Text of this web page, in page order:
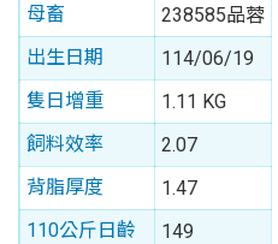
母畜
238585品蓉
出生日期
114/06/19
隻日增重
1.11 KG
飼料效率
2.07
背脂厚度
1.47
110公斤日齡
149